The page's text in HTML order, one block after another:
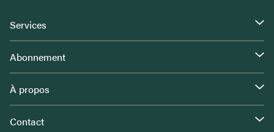
Services
Abonnement
À propos
Contact